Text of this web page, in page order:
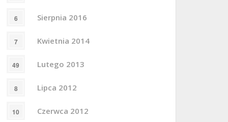
6 Sierpnia 2016
7 Kwietnia 2014
49 Lutego 2013
8 Lipca 2012
10 Czerwca 2012